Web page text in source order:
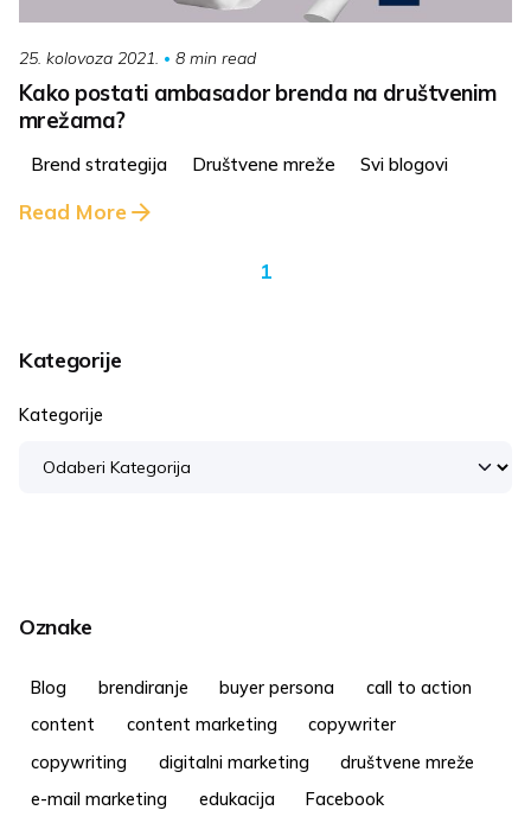
25. kolovoza 2021. 8 min read
Kako postati ambasador brenda na društvenim
mrežama?
Brend strategija Društvene mreže Svi blogovi
Read More
1
Kategorije
Kategorije
Oznake
Blog brendiranje buyer persona
call to action
content
content marketing
copywriter
copywriting
digitalni marketing
društvene mreže
e-mail marketing
edukacija
Facebook